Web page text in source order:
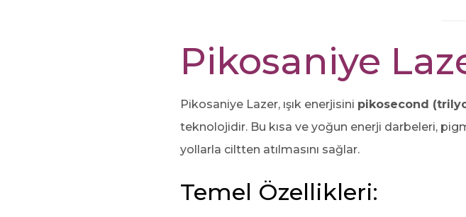
Pikosaniye
Pikosaniye Lazer, ışık enerjisini pikosecond
teknolojidir. Bu kısa ve yoğun enerji darbeleri,
yollarla ciltten atılmasını sağlar.
Temel Özellikleri: